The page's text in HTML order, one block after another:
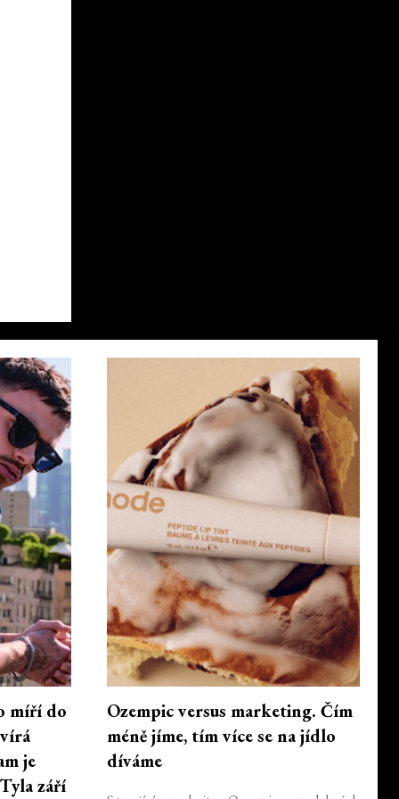
míří do
je
září
Ozempic versus marketing. Čím
méně jíme, tím více se na jídlo
díváme